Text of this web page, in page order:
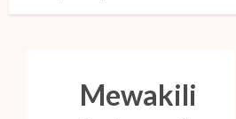
Mewakili